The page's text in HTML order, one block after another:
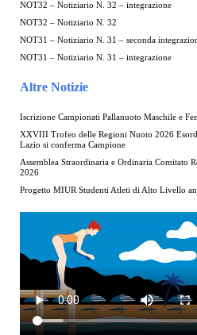
NOT32 – Notiziario N. 32 – integrazione
NOT32 – Notiziario N. 32
NOT31 – Notiziario N. 31 – seconda
NOT31 – Notiziario N. 31 – integrazione
Altre Notizie
Iscrizione Campionati Pallanuoto Maschile e
XXVIII Trofeo delle Regioni Nuoto 2026
Lazio si conferma Campione
Assemblea Straordinaria e Ordinaria Comitato
2026
Progetto MIUR Studenti Atleti di Alto Livello